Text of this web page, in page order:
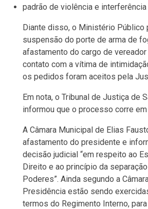
padrão de violência e
Diante disso, o Ministério Público
suspensão do porte de arma de
afastamento do cargo de
contato com a vítima de
os pedidos foram aceitos pela
Em nota, o Tribunal de Justiça de
informou que o processo corre
A Câmara Municipal de Elias
afastamento do presidente e
decisão judicial “em respeito ao
Direito e ao princípio da
Poderes”. Ainda segundo a
Presidência estão sendo
termos do Regimento Interno,